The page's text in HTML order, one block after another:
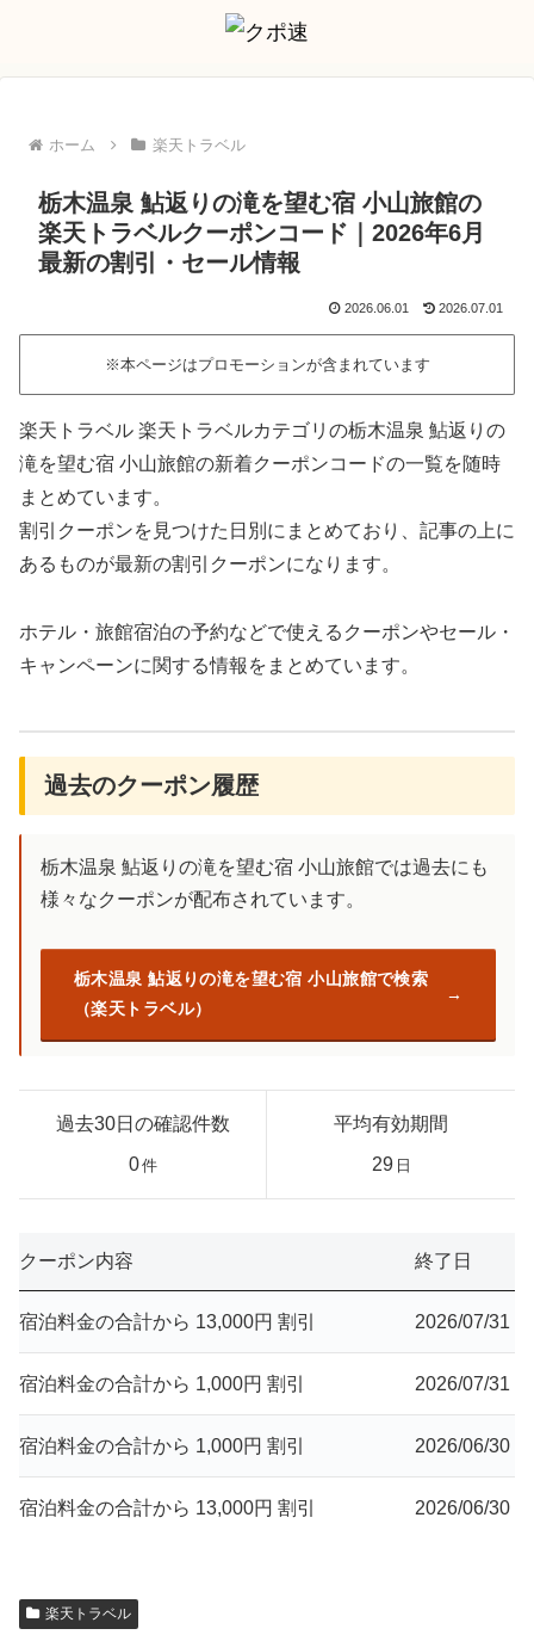
ホーム 楽天トラベル
栃木温泉 鮎返りの滝を望む宿 小山旅館の
楽天トラベルクーポンコード｜2026年6月
最新の割引・セール情報
2026.06.01 2026.07.01
※本ページはプロモーションが含まれています
楽天トラベル 楽天トラベルカテゴリの栃木温泉 鮎返りの
滝を望む宿 小山旅館の新着クーポンコードの一覧を随時
まとめています。
割引クーポンを見つけた日別にまとめており、記事の上に
あるものが最新の割引クーポンになります。
ホテル・旅館宿泊の予約などで使えるクーポンやセール・
キャンペーンに関する情報をまとめています。
過去のクーポン履歴
栃木温泉 鮎返りの滝を望む宿 小山旅館では過去にも
様々なクーポンが配布されています。
栃木温泉 鮎返りの滝を望む宿 小山旅館で検索
（楽天トラベル）
過去30日の確認件数
0件
平均有効期間
29 日
クーポン内容 終了日
宿泊料金の合計から 13,000円 割引 2026/07/31
宿泊料金の合計から 1,000円 割引 2026/07/31
宿泊料金の合計から 1,000円 割引 2026/06/30
宿泊料金の合計から 13,000円 割引 2026/06/30
楽天トラベル